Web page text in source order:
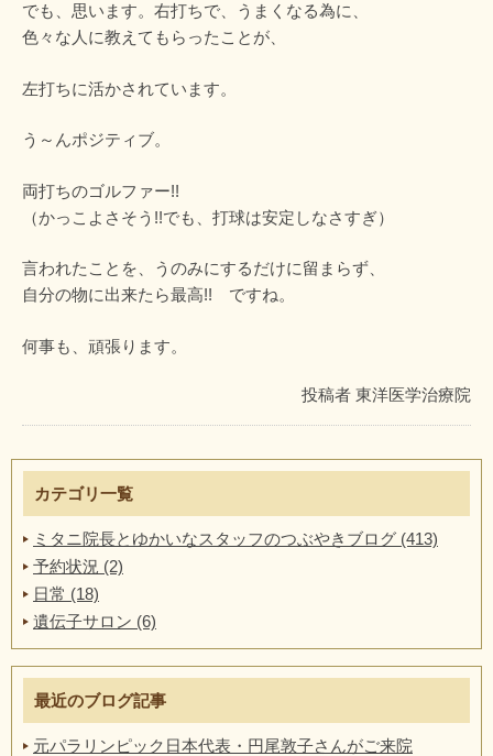
でも、思います。右打ちで、うまくなる為に、
色々な人に教えてもらったことが、
左打ちに活かされています。
う～んポジティブ。
両打ちのゴルファー!!
（かっこよさそう!!でも、打球は安定しなさすぎ）
言われたことを、うのみにするだけに留まらず、
自分の物に出来たら最高!! ですね。
何事も、頑張ります。
投稿者 東洋医学治療院
カテゴリ一覧
ミタニ院長とゆかいなスタッフのつぶやきブログ (413)
予約状況 (2)
日常 (18)
遺伝子サロン (6)
最近のブログ記事
元パラリンピック日本代表・円尾敦子さんがご来院